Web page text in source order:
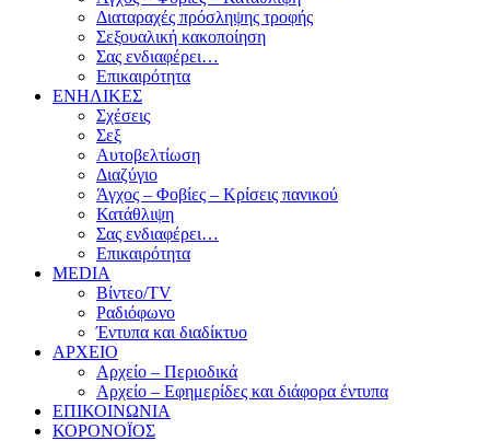
Διαταραχές πρόσληψης τροφής
Σεξουαλική κακοποίηση
Σας ενδιαφέρει…
Επικαιρότητα
ΕΝΗΛΙΚΕΣ
Σχέσεις
Σεξ
Αυτοβελτίωση
Διαζύγιο
Άγχος – Φοβίες – Κρίσεις πανικού
Κατάθλιψη
Σας ενδιαφέρει…
Επικαιρότητα
MEDIA
Βίντεο/TV
Ραδιόφωνο
Έντυπα και διαδίκτυο
ΑΡΧΕΙΟ
Αρχείο – Περιοδικά
Αρχείο – Εφημερίδες και διάφορα έντυπα
ΕΠΙΚΟΙΝΩΝΙΑ
ΚΟΡΟΝΟΪΟΣ